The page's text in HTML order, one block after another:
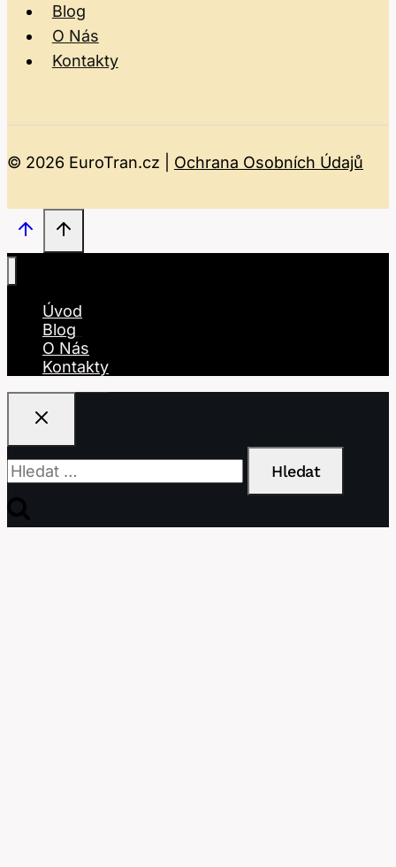
Blog
O Nás
Kontakty
© 2026 EuroTran.cz | Ochrana Osobních Údajů
Úvod
Blog
O Nás
Kontakty
Vyhledávání